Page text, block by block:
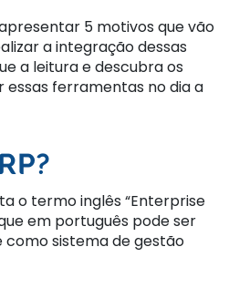
5 motivos que vão
a integração dessas
a leitura e descubra os
ferramentas no dia a
o termo inglês “Enterprise
em português pode ser
sistema de gestão